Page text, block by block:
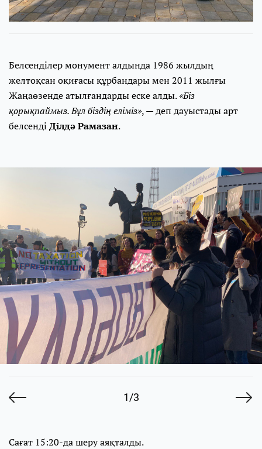
Белсенділер монумент алдында 1986 жылдың
желтоқсан оқиғасы құрбандары мен 2011 жылғы
Жаңаөзенде атылғандарды еске алды.«Біз
қорықпаймыз. Бұл біздің еліміз», — деп дауыстады арт
белсенді Ділдә Рамазан.
1/3
Сағат 15:20-да шеру аяқталды.